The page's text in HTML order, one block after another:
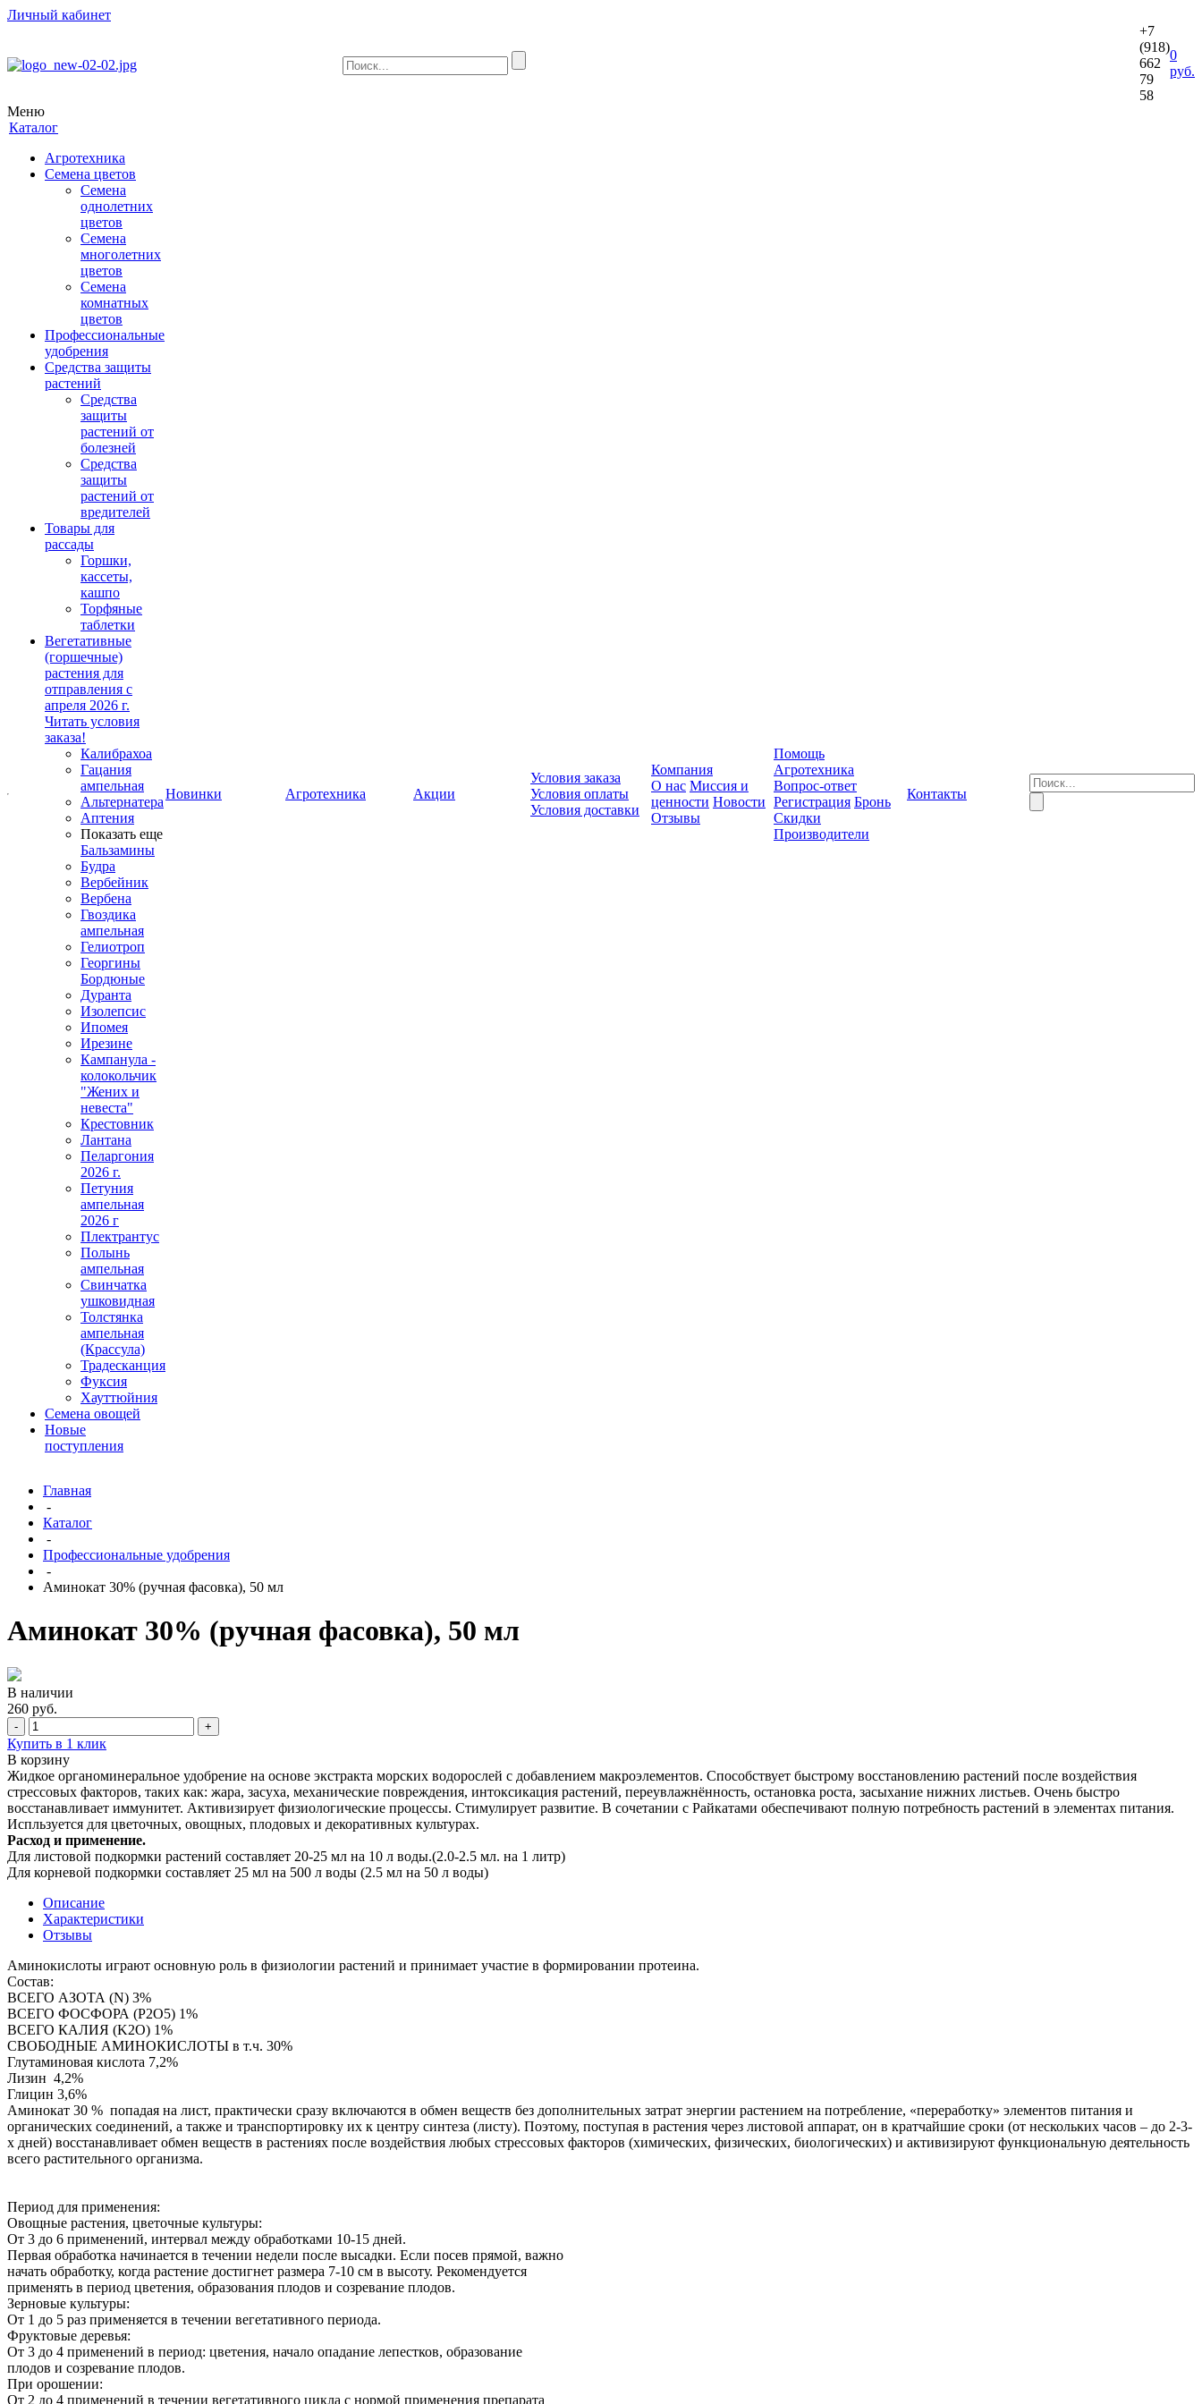
Личный кабинет
+7
(918)
662
79
58
0
руб.
Меню
Каталог
Агротехника
Семена цветов
Семена
однолетних
цветов
Семена
многолетних
цветов
Семена
комнатных
цветов
Профессиональные
удобрения
Средства защиты
растений
Средства
защиты
растений от
болезней
Средства
защиты
растений от
вредителей
Товары для
рассады
Горшки,
кассеты,
кашпо
Торфяные
таблетки
Вегетативные
(горшечные)
растения для
отправления с
апреля 2026 г.
Читать условия
заказа!
Калибрахоа
Гацания
ампельная
Альтернатера
Аптения
Показать еще
Бальзамины
Будра
Вербейник
Вербена
Гвоздика
ампельная
Гелиотроп
Георгины
Бордюные
Дуранта
Изолепсис
Ипомея
Ирезине
Кампанула -
колокольчик
"Жених и
невеста"
Крестовник
Лантана
Пеларгония
2026 г.
Петуния
ампельная
2026 г
Плектрантус
Полынь
ампельная
Свинчатка
ушковидная
Толстянка
ампельная
(Крассула)
Традесканция
Фуксия
Хауттюйния
Семена овощей
Новые
поступления
Новинки Агротехника Акции
Условия заказа
Условия оплаты
Условия доставки
Компания
О нас Миссия и
ценности Новости
Отзывы
Помощь
Агротехника
Вопрос-ответ
Регистрация Бронь
Скидки
Производители
Контакты
Главная
-
Каталог
-
Профессиональные удобрения
-
Аминокат 30% (ручная фасовка), 50 мл
Аминокат 30% (ручная фасовка), 50 мл
В наличии
260 руб.
- +
Купить в 1 клик
В корзину
Жидкое органоминеральное удобрение на основе экстракта морских водорослей с добавлением макроэлементов. Способствует быстрому восстановлению растений после воздействия
стрессовых факторов, таких как: жара, засуха, механические повреждения, интоксикация растений, переувлажнённость, остановка роста, засыхание нижних листьев. Очень быстро
восстанавливает иммунитет. Активизирует физиологические процессы. Стимулирует развитие. В сочетании с Райкатами обеспечивают полную потребность растений в элементах питания.
Испльзуется для цветочных, овощных, плодовых и декоративных культурах.
Расход и применение.
Для листовой подкормки растений составляет 20-25 мл на 10 л воды.(2.0-2.5 мл. на 1 литр)
Для корневой подкормки составляет 25 мл на 500 л воды (2.5 мл на 50 л воды)
Описание
Характеристики
Отзывы
Аминокислоты играют основную роль в физиологии растений и принимает участие в формировании протеина.
Состав:
ВСЕГО АЗОТА (N) 3%
ВСЕГО ФОСФОРА (P2O5) 1%
ВСЕГО КАЛИЯ (K2O) 1%
СВОБОДНЫЕ АМИНОКИСЛОТЫ в т.ч. 30%
Глутаминовая кислота 7,2%
Лизин 4,2%
Глицин 3,6%
Аминокат 30 % попадая на лист, практически сразу включаются в обмен веществ без дополнительных зат­рат энергии растением на потребление, «переработку» элементов питания и
органических соединений, а также и транспортировку их к центру синтеза (листу). Поэтому, поступая в растения через листовой аппарат, он в кратчайшие сроки (от нескольких часов – до 2-3-
х дней) восстанавливает обмен веществ в растениях после воздействия любых стрессовых факторов (химических, физических, биологических) и активизируют функциональную деятельность
всего растительного организма.
Период для применения:
Овощные растения, цветочные культуры:
От 3 до 6 применений, интервал между обработками 10-15 дней.
Первая обработка начинается в течении недели после высадки. Если посев прямой, важно
начать обработку, когда растение достигнет размера 7-10 см в высоту. Рекомендуется
применять в период цветения, образования плодов и созревание плодов.
Зерновые культуры:
От 1 до 5 раз применяется в течении вегетативного периода.
Фруктовые деревья:
От 3 до 4 применений в период: цветения, начало опадание лепестков, образование
плодов и созревание плодов.
При орошении:
От 2 до 4 применений в течении вегетативного цикла с нормой применения препарата